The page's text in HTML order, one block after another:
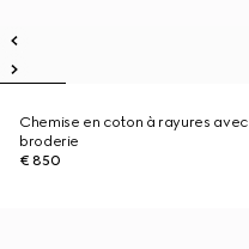
Chemise en coton à rayures avec
broderie
€ 850